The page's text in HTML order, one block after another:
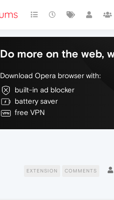
Do more on the web,
Download Opera browser with:
built-in ad blocker
battery saver
free VPN
EXTENSION COMMENTS